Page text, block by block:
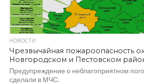
НОВОСТИ
Чрезвычайная пожароопасность
Новгородском и Пестовском
Предупреждение о неблагоприятном
сделали в МЧС.